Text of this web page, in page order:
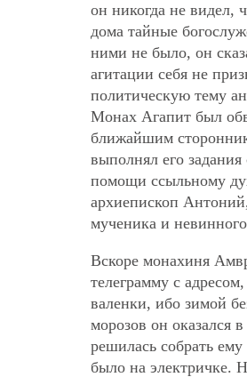
он никогда не видел,
дома тайные
ними не было, он
агитации себя не
политическую тему
Монах Агапит был
ближайшим
выполнял его задания
помощи ссыльному
архиепископ
мученика и
Вскоре монахиня
телеграмму с
валенки, ибо зимой
морозов он оказался
решилась собрать
было на электричке.